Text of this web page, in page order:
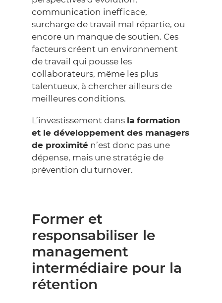
communication inefficace,
surcharge de travail mal répartie, ou
encore un manque de soutien. Ces
facteurs créent un environnement
de travail qui pousse les
collaborateurs, même les plus
talentueux, à chercher ailleurs de
meilleures conditions.
L’investissement dans la formation
et le développement des managers
de proximité n’est donc pas une
dépense, mais une stratégie de
prévention du turnover.
Former et
responsabiliser le
management
intermédiaire pour la
rétention